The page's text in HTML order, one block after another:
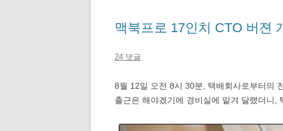
맥북프로 17인치 CTO 버젼
24 댓글
8월 12일 오전 8시 30분, 택배회사로부터의
출근은 해야겠기에 경비실에 맡겨 달랬더니,